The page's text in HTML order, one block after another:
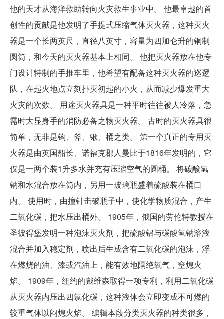
他的天才从海洋救助转向火灾救生事业中。 他最卓越的首
创性的贡献是他发明了手提式压缩气体灭火器，这种灭火
器是一个长两英尺，直径八英寸，容量为四加仑升的铜制
圆筒，和今天的灭火器基本上相同。 他把灭火器放在他专
门设计特制的手推车里，他希望有配备这种灭火器的巡逻
队，在起火地点立刻扑灭初起的小火，从而减少爆发重大
火灾的次数。 用途灭火器具是一种平时往往被人冷落，急
需时大显身手的消防必备之物灭火器。 古时的灭火器具很
简单，无非是钩、斧、锹、桶之类。 第一个真正的专用灭
火器是由英国船长、诺福克郡人曼比于1816年发明的，它
仅是一两个装1升多水并充有压缩空气的圆桶。 将碳酸氢
钠和水混合放在筒内，另用一玻璃瓶盛着硫酸装在桶口
内。 使用时，由撞针击破瓶子中，使化学物质混合，产生
二氧化碳，把水压出桶外。 1905年，俄国的劳伦特教授在
圣彼得堡发明一种泡沫灭火剂，把硫酸铝与碳酸氢钠溶液
混合并加入稳定剂，喷出后生成含有二氧化碳的泡沫，浮
在燃烧的油、漆或汽油上，能有效地隔绝氧气，窒熄火
焰。 1909年，纽约的戴维森取得一项专利，利用二氧化碳
从灭火器内压出四氯化碳，这种液体会立即变成不可燃的
较重气体以闷熄火焰。 编辑本段分类灭火器的种类很多，